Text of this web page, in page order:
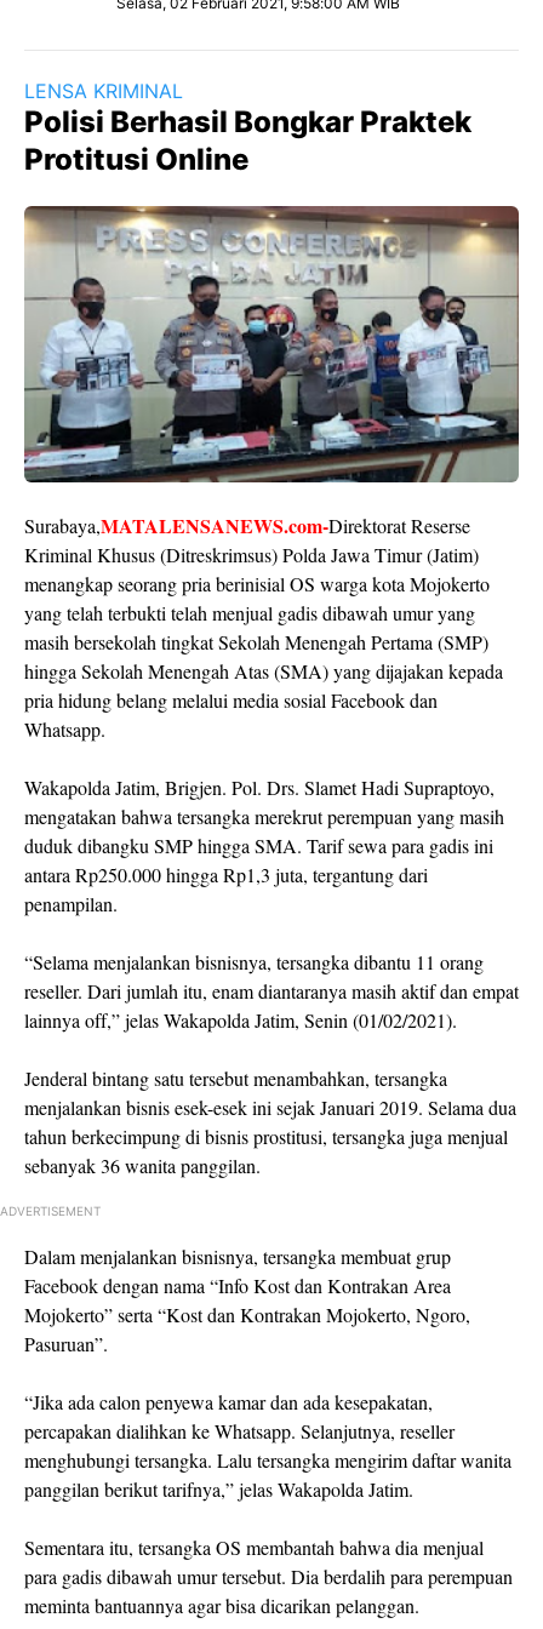
LENSA KRIMINAL
Polisi Berhasil Bongkar Praktek
Protitusi Online
Surabaya,MATALENSANEWS.com-Direktorat Reserse
Kriminal Khusus (Ditreskrimsus) Polda Jawa Timur (Jatim)
menangkap seorang pria berinisial OS warga kota Mojokerto
yang telah terbukti telah menjual gadis dibawah umur yang
masih bersekolah tingkat Sekolah Menengah Pertama (SMP)
hingga Sekolah Menengah Atas (SMA) yang dijajakan kepada
pria hidung belang melalui media sosial Facebook dan
Whatsapp.
Wakapolda Jatim, Brigjen. Pol. Drs. Slamet Hadi Supraptoyo,
mengatakan bahwa tersangka merekrut perempuan yang masih
duduk dibangku SMP hingga SMA. Tarif sewa para gadis ini
antara Rp250.000 hingga Rp1,3 juta, tergantung dari
penampilan.
“Selama menjalankan bisnisnya, tersangka dibantu 11 orang
reseller. Dari jumlah itu, enam diantaranya masih aktif dan empat
lainnya off,” jelas Wakapolda Jatim, Senin (01/02/2021).
Jenderal bintang satu tersebut menambahkan, tersangka
menjalankan bisnis esek-esek ini sejak Januari 2019. Selama dua
tahun berkecimpung di bisnis prostitusi, tersangka juga menjual
sebanyak 36 wanita panggilan.
ADVERTISEMENT
Dalam menjalankan bisnisnya, tersangka membuat grup
Facebook dengan nama “Info Kost dan Kontrakan Area
Mojokerto” serta “Kost dan Kontrakan Mojokerto, Ngoro,
Pasuruan”.
“Jika ada calon penyewa kamar dan ada kesepakatan,
percapakan dialihkan ke Whatsapp. Selanjutnya, reseller
menghubungi tersangka. Lalu tersangka mengirim daftar wanita
panggilan berikut tarifnya,” jelas Wakapolda Jatim.
Sementara itu, tersangka OS membantah bahwa dia menjual
para gadis dibawah umur tersebut. Dia berdalih para perempuan
meminta bantuannya agar bisa dicarikan pelanggan.